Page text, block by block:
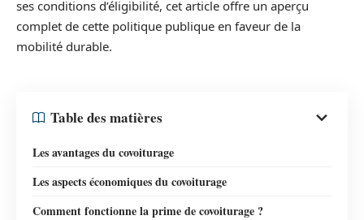
ses conditions d’éligibilité, cet article offre un aperçu
complet de cette politique publique en faveur de la
mobilité durable.
Table des matières
Les avantages du covoiturage
Les aspects économiques du covoiturage
Comment fonctionne la prime de covoiturage ?